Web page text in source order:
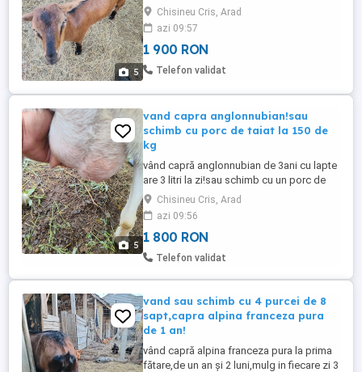
5
zi de la ea 3 litri pe zi pe lângă ied,iedul
suge inca!sau schimb cu un porc de tăiat
la 150 de kg!
Chisineu Cris, Arad
azi 09:57
1 900 RON
Telefon validat
5
vand capra anglonnubian!sau
schimb cu porc de taiat la 150 de
kg
vând capră anglonnubian de 3ani cu lapte
are 3 litri la zi!sau schimb cu un porc de
tăiat la 150 de kg,
Chisineu Cris, Arad
azi 09:56
1 800 RON
Telefon validat
vand sau schimb cu 4 purcei de 8
sapt,capra alpina franceza pura
de 1 an!
vând capră alpina franceza pura la prima
fătare,de un an și 2 luni,mulg in fiecare zi 3